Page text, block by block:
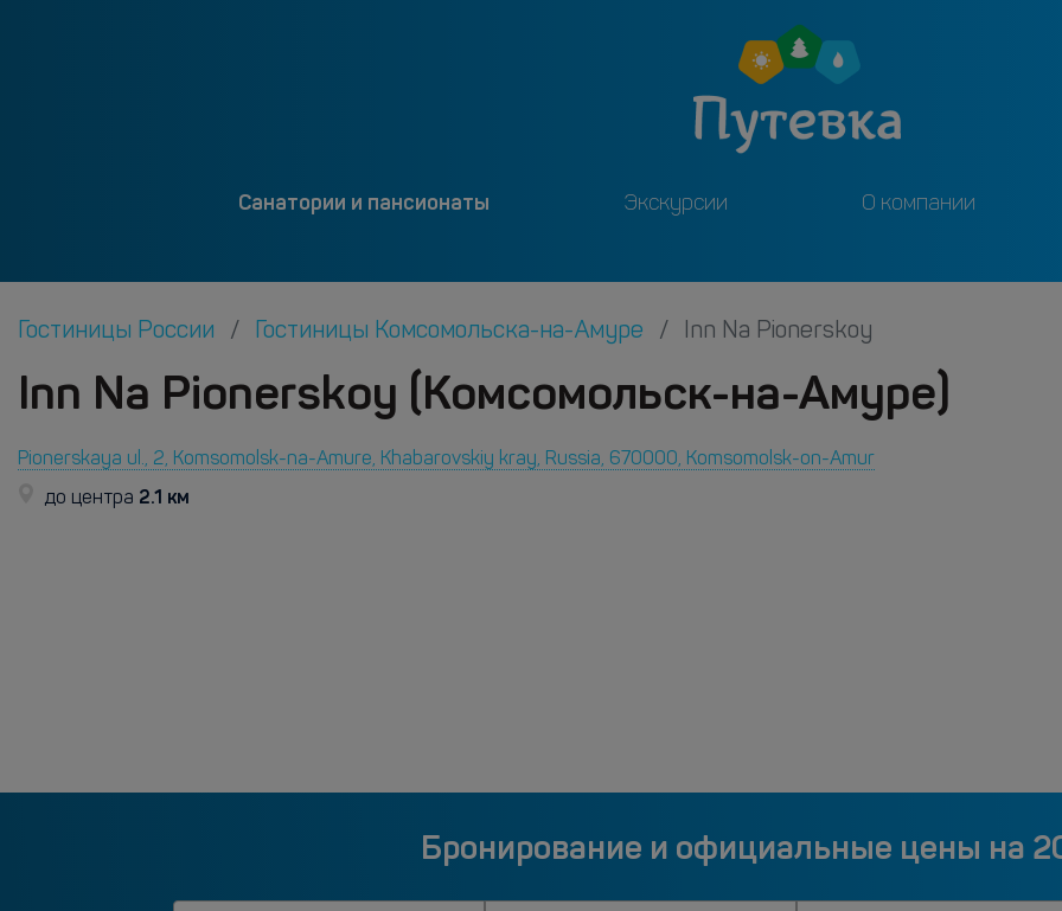
Санатории и пансионаты Экскурсии О компании
Гостиницы России Гостиницы Комсомольска-на-Амуре Inn Na Pionerskoy
Inn Na Pionerskoy (Комсомольск-на-Амуре)
Pionerskaya ul., 2, Komsomolsk-na-Amure, Khabarovskiy kray, Russia, 670000, Komsomolsk-on-Amur
до центра 2.1 км
Бронирование и официальные цены на